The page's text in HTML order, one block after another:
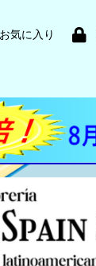
お気に入り